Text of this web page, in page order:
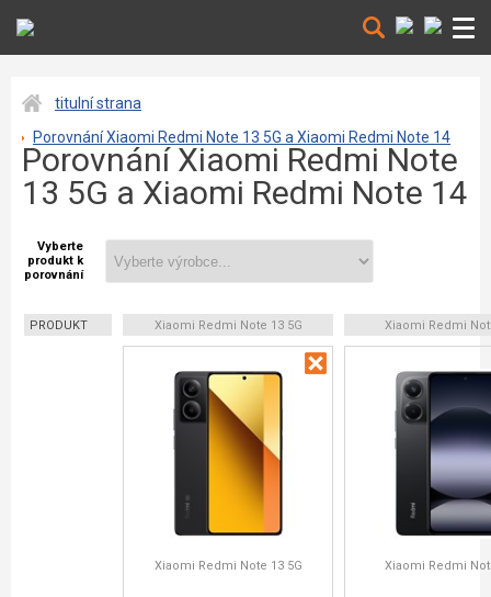
titulní strana
Porovnání Xiaomi Redmi Note 13 5G a Xiaomi Redmi Note 14
Porovnání Xiaomi Redmi Note
13 5G a Xiaomi Redmi Note 14
Vyberte
produkt k
porovnání
PRODUKT Xiaomi Redmi Note 13 5G Xiaomi Redmi
Xiaomi Redmi Note 13 5G Xiaomi Redmi